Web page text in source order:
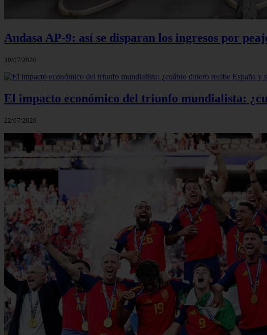
Audasa AP-9: así se disparan los ingresos por
30/07/2026
El impacto económico del triunfo mundialista:
22/07/2026